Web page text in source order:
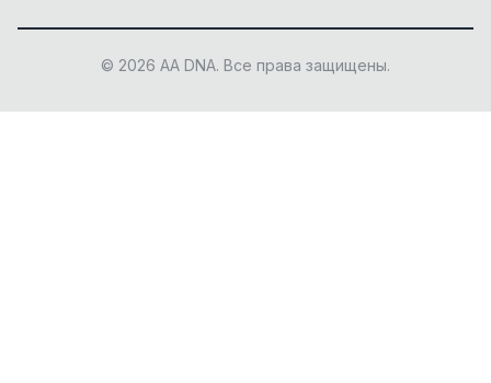
© 2026 AA DNA. Все права защищены.